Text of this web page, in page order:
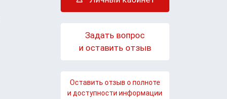
Задать вопрос
и оставить отзыв
Оставить отзыв о полноте
и доступности информации